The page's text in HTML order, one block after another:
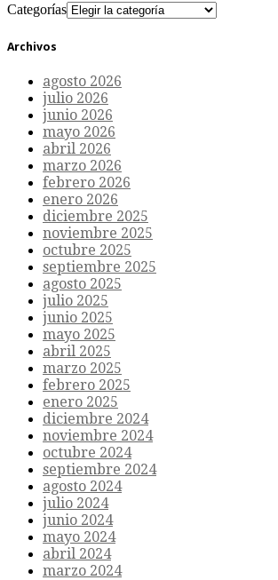
Categorías
Archivos
agosto 2026
julio 2026
junio 2026
mayo 2026
abril 2026
marzo 2026
febrero 2026
enero 2026
diciembre 2025
noviembre 2025
octubre 2025
septiembre 2025
agosto 2025
julio 2025
junio 2025
mayo 2025
abril 2025
marzo 2025
febrero 2025
enero 2025
diciembre 2024
noviembre 2024
octubre 2024
septiembre 2024
agosto 2024
julio 2024
junio 2024
mayo 2024
abril 2024
marzo 2024